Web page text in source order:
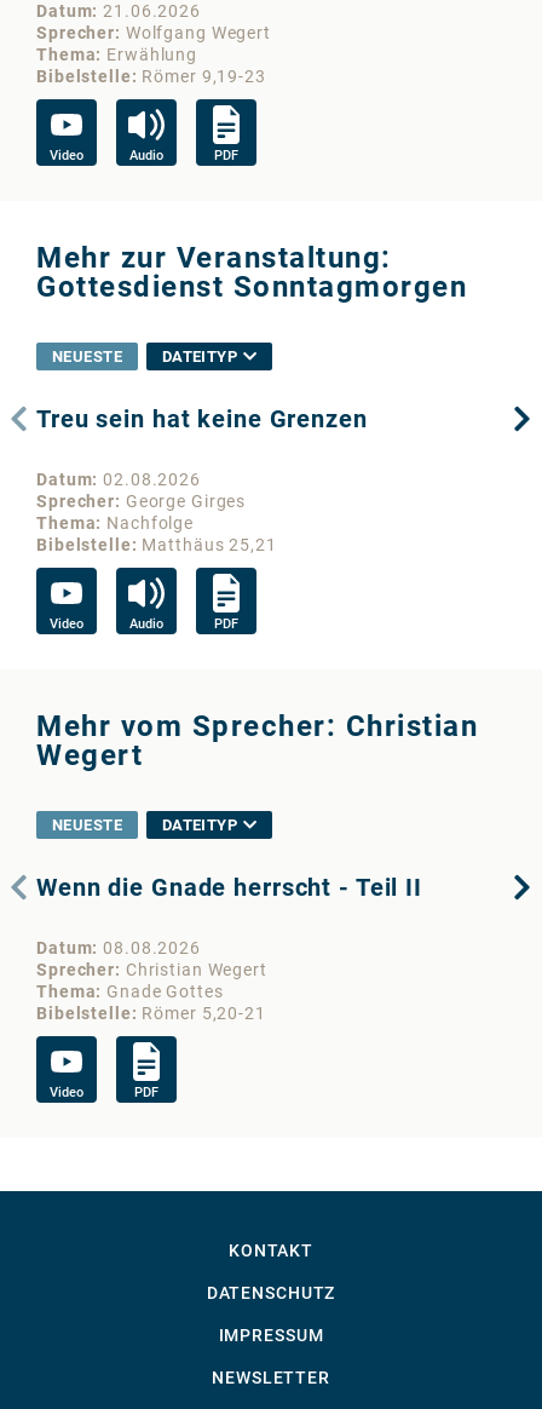
Datum 21.06.2026
Sprecher
Wolfgang Wegert
Thema
Erwählung
Bibelstelle
Römer 9,19-23
Video Audio PDF
Mehr zur Veranstaltung:
Gottesdienst Sonntagmorgen
NEUESTE DATEITYP
Treu sein hat keine Grenzen
Datum 02.08.2026
Sprecher
George Girges
Thema
Nachfolge
Bibelstelle
Matthäus 25,21
Video Audio PDF
Mehr vom Sprecher: Christian
Wegert
NEUESTE DATEITYP
Wenn die Gnade herrscht - Teil II
Datum 08.08.2026
Sprecher
Christian Wegert
Thema
Gnade Gottes
Bibelstelle
Römer 5,20-21
Video PDF
KONTAKT
DATENSCHUTZ
IMPRESSUM
NEWSLETTER